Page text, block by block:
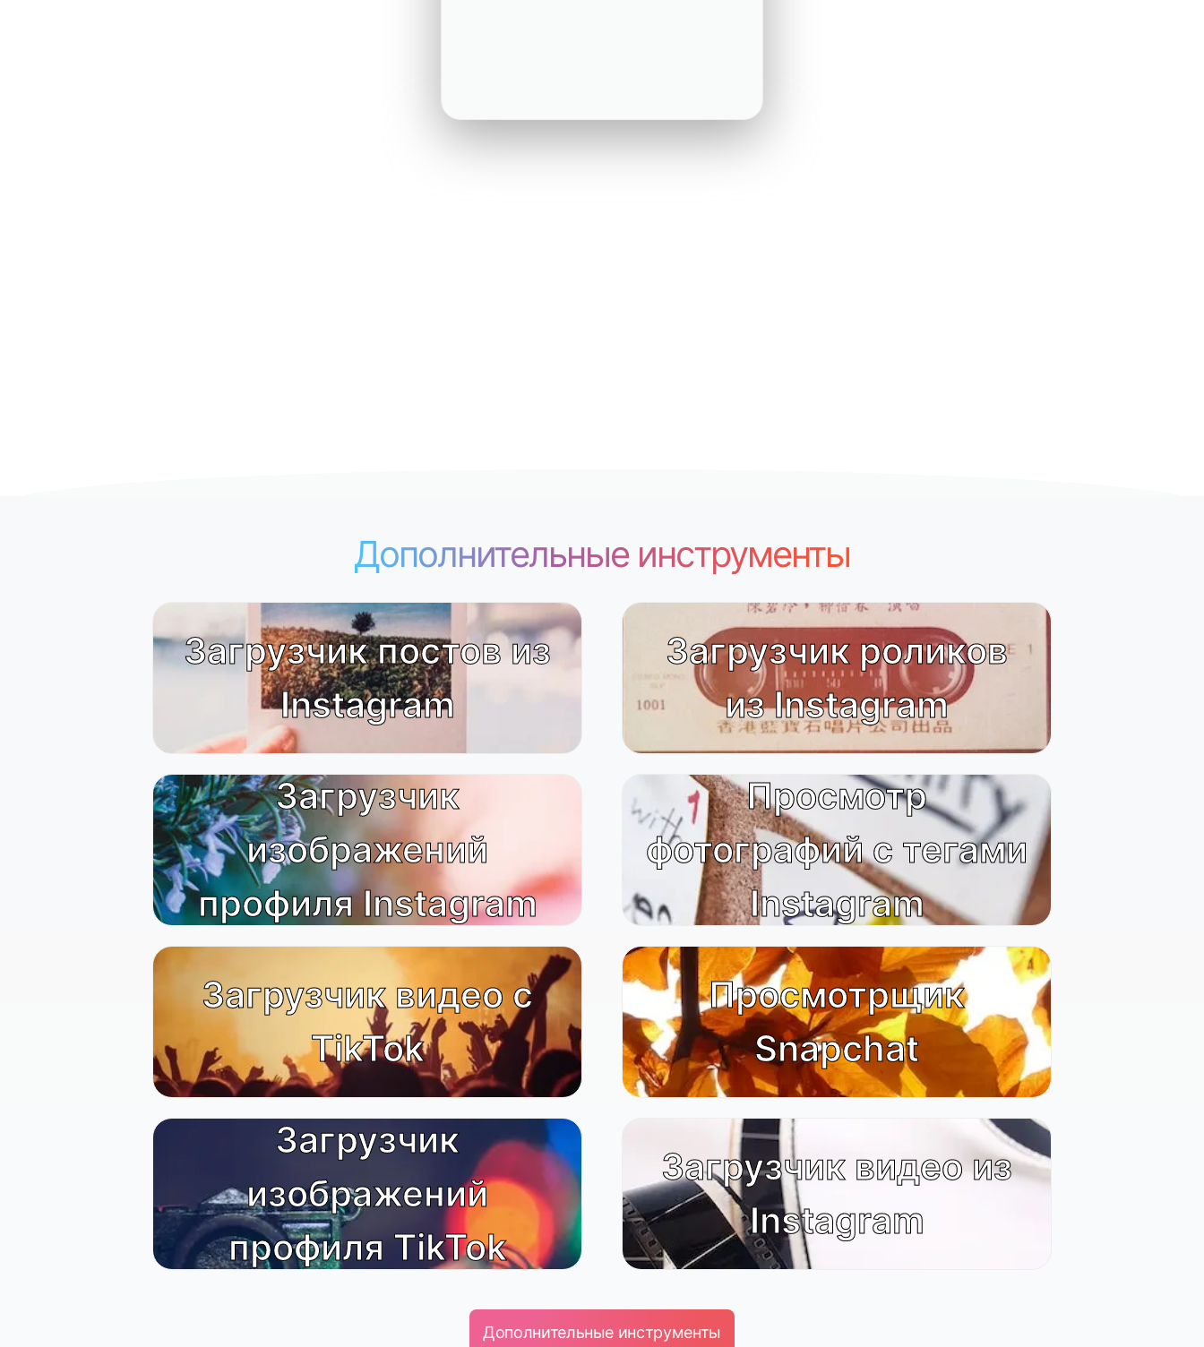
Дополнительные инструменты
Загрузчик постов из
Instagram
Загрузчик роликов
из Instagram
Загрузчик
изображений
профиля Instagram
Просмотр
фотографий с тегами
Instagram
Загрузчик видео с
TikTok
Просмотрщик
Snapchat
Загрузчик
изображений
профиля TikTok
Загрузчик видео из
Instagram
Дополнительные инструменты